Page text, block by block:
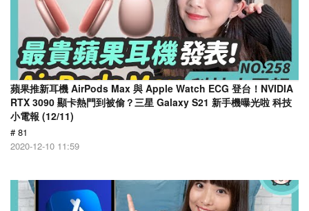
蘋果推新耳機 AirPods Max 與 Apple Watch ECG 登台！NVIDIA
RTX 3090 顯卡熱門到被偷？三星 Galaxy S21 新手機曝光啦 科技
小電報 (12/11)
# 81
2020-12-10 11:59